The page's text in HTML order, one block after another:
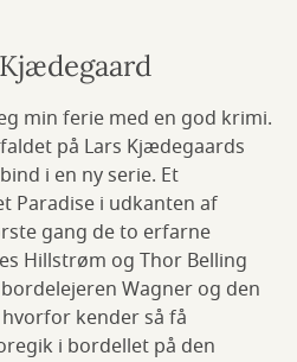
min ferie med en god krimi.
på Lars Kjædegaards
i en ny serie. Et
Paradise i udkanten af
gang de to erfarne
Hillstrøm og Thor Belling
Wagner og den
kender så få
i bordellet på den